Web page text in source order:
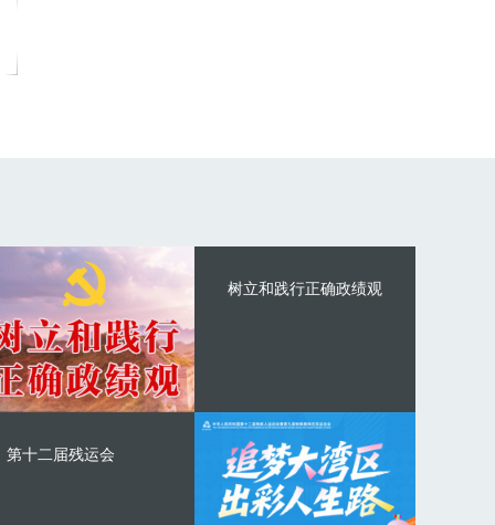
树立和践行正确政绩观
第十二届残运会